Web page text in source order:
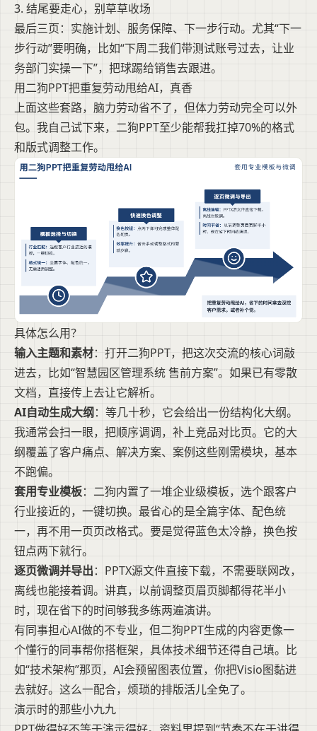
3. 结尾要走心，别草草收场
最后三页：实施计划、服务保障、下一步行动。尤其“下一
步行动”要明确，比如“下周二我们带测试账号过去，让业
务部门实操一下”，把球踢给销售去跟进。
用二狗PPT把重复劳动甩给AI，真香
上面这些套路，脑力劳动省不了，但体力劳动完全可以外
包。我自己试下来，二狗PPT至少能帮我扛掉70%的格式
和版式调整工作。
具体怎么用？
输入主题和素材：打开二狗PPT，把这次交流的核心词敲
进去，比如“智慧园区管理系统 售前方案”。如果已有零散
文档，直接传上去让它解析。
AI自动生成大纲：等几十秒，它会给出一份结构化大纲。
我通常会扫一眼，把顺序调调，补上竞品对比页。它的大
纲覆盖了客户痛点、解决方案、案例这些刚需模块，基本
不跑偏。
套用专业模板：二狗内置了一堆企业级模板，选个跟客户
行业接近的，一键切换。最省心的是全篇字体、配色统
一，再不用一页页改格式。要是觉得蓝色太冷静，换色按
钮点两下就行。
逐页微调并导出：PPTX源文件直接下载，不需要联网改，
离线也能接着调。讲真，以前调整页眉页脚都得花半小
时，现在省下的时间够我多练两遍演讲。
有同事担心AI做的不专业，但二狗PPT生成的内容更像一
个懂行的同事帮你搭框架，具体技术细节还得自己填。比
如“技术架构”那页，AI会预留图表位置，你把Visio图黏进
去就好。这么一配合，烦琐的排版活儿全免了。
演示时的那些小九九